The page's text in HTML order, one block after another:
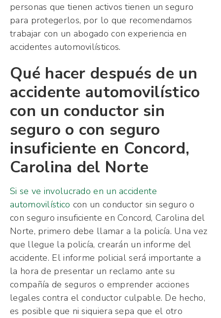
personas que tienen activos tienen un seguro
para protegerlos, por lo que recomendamos
trabajar con un abogado con experiencia en
accidentes automovilísticos.
Qué hacer después de un
accidente automovilístico
con un conductor sin
seguro o con seguro
insuficiente en Concord,
Carolina del Norte
Si se ve involucrado en un accidente
automovilístico con un conductor sin seguro o
con seguro insuficiente en Concord, Carolina del
Norte, primero debe llamar a la policía. Una vez
que llegue la policía, crearán un informe del
accidente. El informe policial será importante a
la hora de presentar un reclamo ante su
compañía de seguros o emprender acciones
legales contra el conductor culpable. De hecho,
es posible que ni siquiera sepa que el otro